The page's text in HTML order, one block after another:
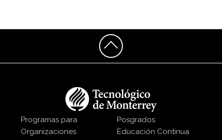
Programas para
Organizaciones
Posgrados
Educación Continua